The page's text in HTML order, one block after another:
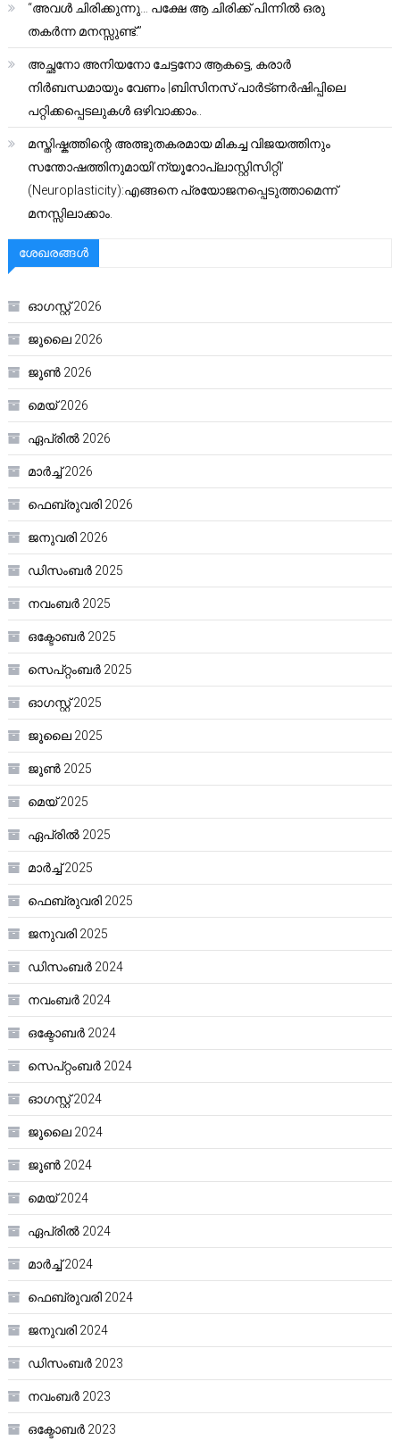
“അവൾ ചിരിക്കുന്നു… പക്ഷേ ആ ചിരിക്ക് പിന്നിൽ ഒരു
തകർന്ന മനസ്സുണ്ട്.”
അച്ഛനോ അനിയനോ ചേട്ടനോ ആകട്ടെ, കരാർ
നിർബന്ധമായും വേണം |ബിസിനസ് പാർട്ണർഷിപ്പിലെ
പറ്റിക്കപ്പെടലുകൾ ഒഴിവാക്കാം..
മസ്തിഷ്കത്തിന്റെ അത്ഭുതകരമായ മികച്ച വിജയത്തിനും
സന്തോഷത്തിനുമായി’ന്യൂറോപ്ലാസ്റ്റിസിറ്റി’
(Neuroplasticity):എങ്ങനെ പ്രയോജനപ്പെടുത്താമെന്ന്
മനസ്സിലാക്കാം.
ശേഖരങ്ങൾ
ഓഗസ്റ്റ്‌ 2026
ജൂലൈ 2026
ജൂൺ 2026
മെയ്‌ 2026
ഏപ്രിൽ 2026
മാർച്ച്‌ 2026
ഫെബ്രുവരി 2026
ജനുവരി 2026
ഡിസംബർ 2025
നവംബർ 2025
ഒക്ടോബർ 2025
സെപ്റ്റംബർ 2025
ഓഗസ്റ്റ്‌ 2025
ജൂലൈ 2025
ജൂൺ 2025
മെയ്‌ 2025
ഏപ്രിൽ 2025
മാർച്ച്‌ 2025
ഫെബ്രുവരി 2025
ജനുവരി 2025
ഡിസംബർ 2024
നവംബർ 2024
ഒക്ടോബർ 2024
സെപ്റ്റംബർ 2024
ഓഗസ്റ്റ്‌ 2024
ജൂലൈ 2024
ജൂൺ 2024
മെയ്‌ 2024
ഏപ്രിൽ 2024
മാർച്ച്‌ 2024
ഫെബ്രുവരി 2024
ജനുവരി 2024
ഡിസംബർ 2023
നവംബർ 2023
ഒക്ടോബർ 2023